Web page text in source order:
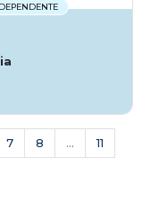
7 8 ... 11